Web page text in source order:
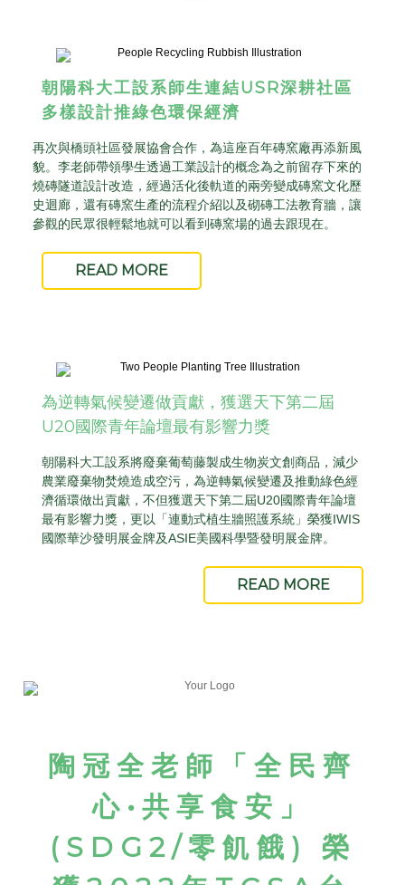
朝陽科大工設系師生連結USR深耕社區
多樣設計推綠色環保經濟
再次與橋頭社區發展協會合作，為這座百年磚窯廠再添新風
貌。李老師帶領學生透過工業設計的概念為之前留存下來的
燒磚隧道設計改造，經過活化後軌道的兩旁變成磚窯文化歷
史迴廊，還有磚窯生產的流程介紹以及砌磚工法教育牆，讓
參觀的民眾很輕鬆地就可以看到磚窯場的過去跟現在。
READ MORE
為逆轉氣候變遷做貢獻，獲選天下第二屆
U20國際青年論壇最有影響力獎
朝陽科大工設系將廢棄葡萄藤製成生物炭文創商品，減少
農業廢棄物焚燒造成空污，為逆轉氣候變遷及推動綠色經
濟循環做出貢獻，不但獲選天下第二屆U20國際青年論壇
最有影響力獎，更以「連動式植生牆照護系統」榮獲IWIS
國際華沙發明展金牌及ASIE美國科學暨發明展金牌。
READ MORE
陶冠全老師「全民齊
心 • 共享食安」
(SDG2/零飢餓 )
榮